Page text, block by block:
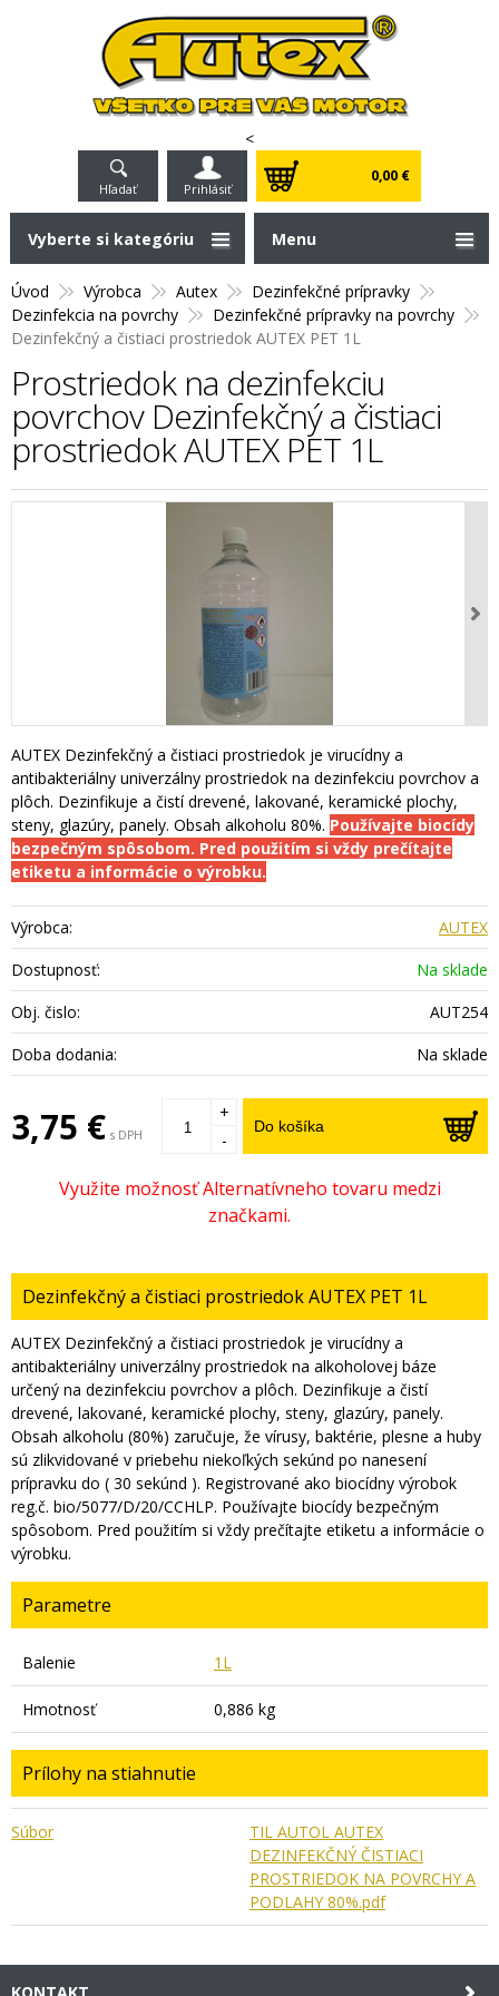
<
Hľadať Prihlásiť
0,00 €
Úvod Výrobca Autex
Dezinfekčné prípravky
Dezinfekcia na povrchy
Dezinfekčné prípravky na povrchy
Dezinfekčný a čistiaci prostriedok AUTEX PET 1L
Prostriedok na dezinfekciu
povrchov Dezinfekčný a čistiaci
prostriedok AUTEX PET 1L
AUTEX Dezinfekčný a čistiaci prostriedok je virucídny a
antibakteriálny univerzálny prostriedok na dezinfekciu povrchov a
plôch. Dezinfikuje a čistí drevené, lakované, keramické plochy,
steny, glazúry, panely. Obsah alkoholu 80%. Používajte biocídy
bezpečným spôsobom. Pred použitím si vždy prečítajte
etiketu a informácie o výrobku.
Výrobca:
AUTEX
Dostupnosť:
Na sklade
Obj. čislo:
AUT254
Doba dodania:
Na sklade
3,75 € s DPH Do košíka
+
-
Dezinfekčný a čistiaci prostriedok AUTEX PET 1L
AUTEX Dezinfekčný a čistiaci prostriedok je virucídny a
antibakteriálny univerzálny prostriedok na alkoholovej báze
určený na dezinfekciu povrchov a plôch. Dezinfikuje a čistí
drevené, lakované, keramické plochy, steny, glazúry, panely.
Obsah alkoholu (80%) zaručuje, že vírusy, baktérie, plesne a huby
sú zlikvidované v priebehu niekoľkých sekúnd po nanesení
prípravku do ( 30 sekúnd ). Registrované ako biocídny výrobok
reg.č. bio/5077/D/20/CCHLP. Používajte biocídy bezpečným
spôsobom. Pred použitím si vždy prečítajte etiketu a informácie o
výrobku.
Parametre
Balenie 1L
Hmotnosť 0,886 kg
Prílohy na stiahnutie
Súbor
TIL AUTOL AUTEX
DEZINFEKČNÝ ČISTIACI
PROSTRIEDOK NA POVRCHY A
PODLAHY 80%.pdf
Vyberte si kategóriu Menu